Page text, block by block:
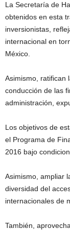
La Secretaría de
obtenidos en esta
inversionistas,
internacional en
México.
Asimismo, ratifican
conducción de las
administración,
Los objetivos de
el Programa de
2016 bajo
Asimismo, ampliar
diversidad del
internacionales de
También,